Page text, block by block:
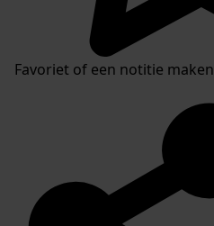
Favoriet of een notitie maken